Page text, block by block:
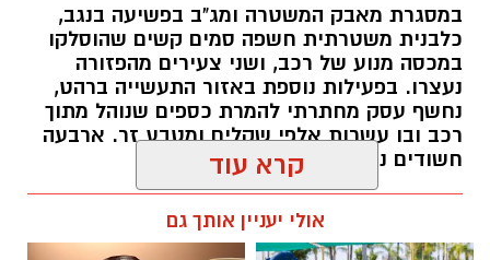
במסגרת מאבק המשטרה ומג"ב בפשיעה בנגב,
כלבנית משטרתית חשפה סמים קשים שהוסלקו
במכסה מנוע של רכב, ושני צעירים מהפזורה
נעצרו. בפעילות נוספת באזור התעשייה ברהט,
נחשף עסק מחתרתי להמרת כספים שנוהל מתוך
רכב ובו עשרות אלפי שקלים ומטבע זר. ארבעה
חשודים נעצרו בסך הכל.
קרא עוד
אולי יעניין אותך גם